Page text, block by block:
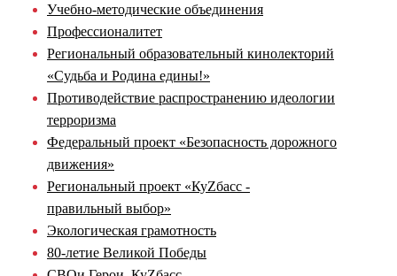
Учебно-методические объединения
Профессионалитет
Региональный образовательный кинолекторий
«Судьба и Родина едины!»
Противодействие распространению идеологии
терроризма
Федеральный проект «Безопасность дорожного
движения»
Региональный проект «КуZбасс -
правильный выбор»
Экологическая грамотность
80-летие Великой Победы